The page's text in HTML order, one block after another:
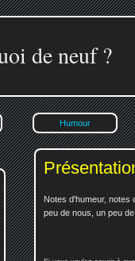
de neuf ?
Humour
Notes d'humeur, notes
peu de nous, un peu